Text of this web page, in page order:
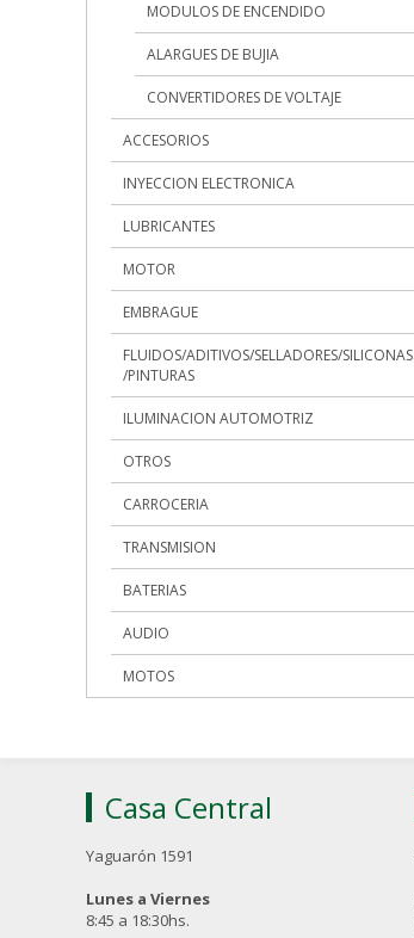
MODULOS DE ENCENDIDO
ALARGUES DE BUJIA
CONVERTIDORES DE VOLTAJE
ACCESORIOS
INYECCION ELECTRONICA
LUBRICANTES
MOTOR
EMBRAGUE
FLUIDOS/ADITIVOS/SELLADORES/SILICONAS
/PINTURAS
ILUMINACION AUTOMOTRIZ
OTROS
CARROCERIA
TRANSMISION
BATERIAS
AUDIO
MOTOS
Casa Central
Yaguarón 1591
Lunes a Viernes
8:45 a 18:30hs.